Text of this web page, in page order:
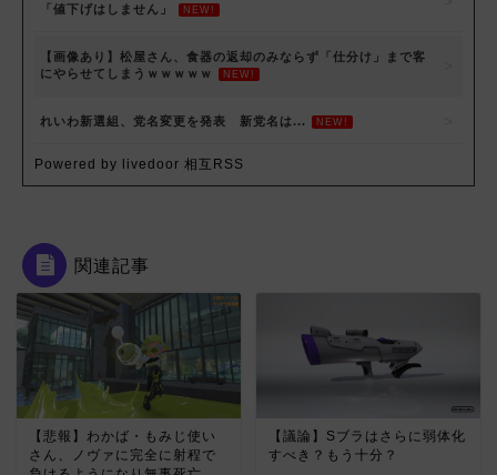
「値下げはしません」
NEW!
【画像あり】松屋さん、食器の返却のみならず「仕分け」まで客
にやらせてしまうｗｗｗｗｗ
NEW!
れいわ新選組、党名変更を発表 新党名は... NEW!
Powered by livedoor 相互RSS
関連記事
【悲報】わかば・もみじ使い
さん、ノヴァに完全に射程で
【議論】Sブラはさらに弱体化
すべき？もう十分？